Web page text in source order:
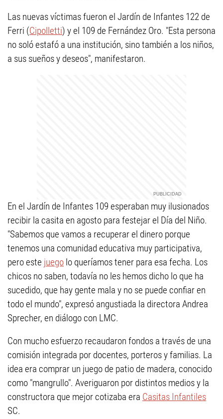
Las nuevas víctimas fueron el Jardín de Infantes 122 de
Ferri (Cipolletti) y el 109 de Fernández Oro. "Esta persona
no soló estafó a una institución, sino también a los niños,
a sus sueños y deseos", manifestaron.
En el Jardín de Infantes 109 esperaban muy ilusionados
recibir la casita en agosto para festejar el Día del Niño.
"Sabemos que vamos a recuperar el dinero porque
tenemos una comunidad educativa muy participativa,
pero este juego lo queríamos tener para esa fecha. Los
chicos no saben, todavía no les hemos dicho lo que ha
sucedido, que hay gente mala y no se puede confiar en
todo el mundo", expresó angustiada la directora Andrea
Sprecher, en diálogo con LMC.
Con mucho esfuerzo recaudaron fondos a través de una
comisión integrada por docentes, porteros y familias. La
idea era comprar un juego de patio de madera, conocido
como "mangrullo". Averiguaron por distintos medios y la
constructora que mejor cotizaba era Casitas Infantiles
SC.